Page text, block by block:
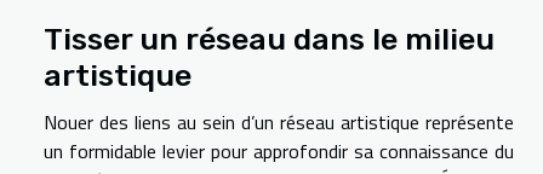
Tisser un réseau dans le milieu
artistique
Nouer des liens au sein d’un réseau artistique représente
un formidable levier pour approfondir sa connaissance du